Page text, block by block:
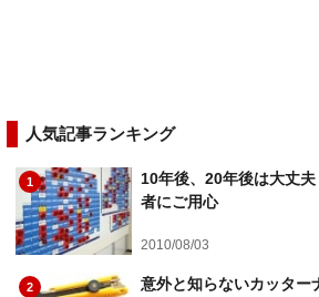
人気記事ランキング
1
10年後、20年後は大丈
者にご用心
2010/08/03
2
意外と知らないカッター